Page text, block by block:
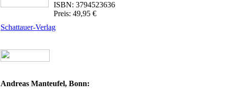
ISBN: 3794523636
Preis: 49,95 €
Schattauer-Verlag
Andreas Manteufel, Bonn: